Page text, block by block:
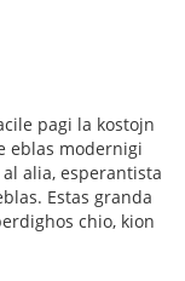
pagi la kostojn
eblas modernigi
alia, esperantista
Estas granda
chio, kion